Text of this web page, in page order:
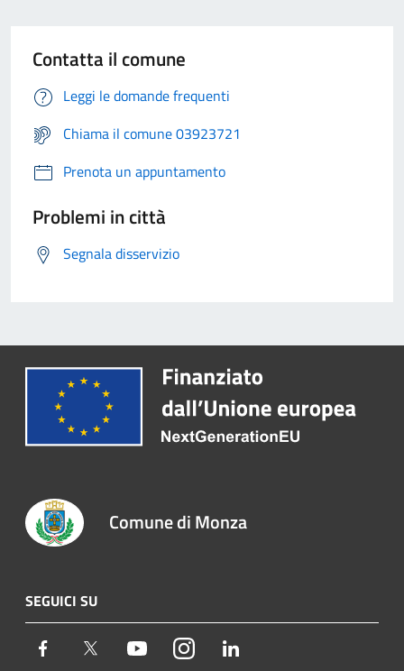
Contatta il comune
Leggi le domande frequenti
Chiama il comune 03923721
Prenota un appuntamento
Problemi in città
Segnala disservizio
Comune di Monza
SEGUICI SU
Facebook Twitter YoutubeInstagram